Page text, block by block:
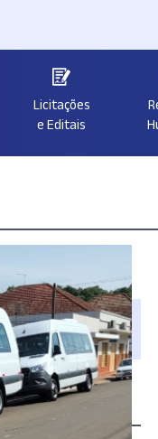
Licitações
e Editais